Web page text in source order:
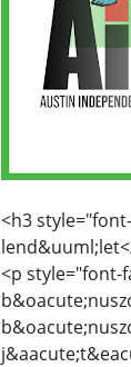
<h3
<p style="font-